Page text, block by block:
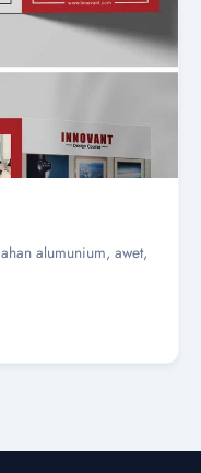
alumunium, awet,